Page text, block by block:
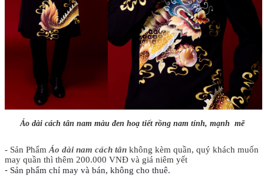
Áo dài cách tân nam màu đen hoạ tiết rồng nam tính, mạnh mẽ
- Sản Phẩm Áo dài nam cách tân không kèm quần, quý khách muốn
may quần thì thêm 200.000 VNĐ và giá niêm yết
- Sản phẩm chỉ may và bán, không cho thuê.